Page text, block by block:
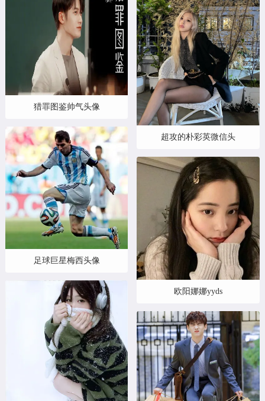
猎罪图鉴帅气头像
足球巨星梅西头像
超攻的朴彩英微信头
欧阳娜娜yyds